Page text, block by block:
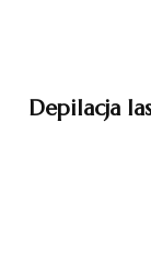
Depilacja